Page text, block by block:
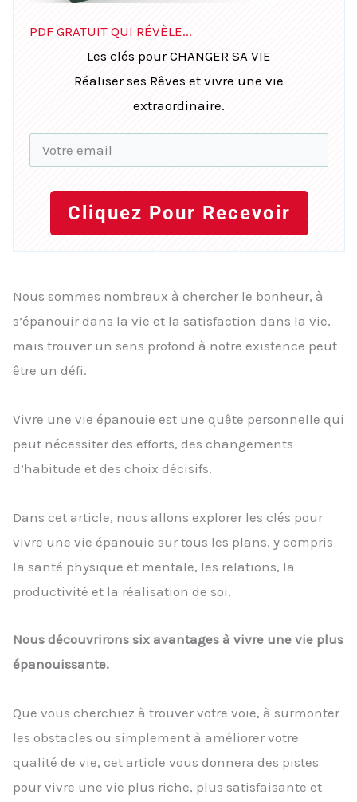
PDF GRATUIT QUI RÉVÈLE...
Les clés pour CHANGER SA VIE
Réaliser ses Rêves et vivre une vie
extraordinaire.
Cliquez Pour Recevoir
Nous sommes nombreux à chercher le bonheur, à
s’épanouir dans la vie et la satisfaction dans la vie,
mais trouver un sens profond à notre existence peut
être un défi.
Vivre une vie épanouie est une quête personnelle qui
peut nécessiter des efforts, des changements
d’habitude et des choix décisifs.
Dans cet article, nous allons explorer les clés pour
vivre une vie épanouie sur tous les plans, y compris
la santé physique et mentale, les relations, la
productivité et la réalisation de soi.
Nous découvrirons six avantages à vivre une vie plus
épanouissante.
Que vous cherchiez à trouver votre voie, à surmonter
les obstacles ou simplement à améliorer votre
qualité de vie, cet article vous donnera des pistes
pour vivre une vie plus riche, plus satisfaisante et